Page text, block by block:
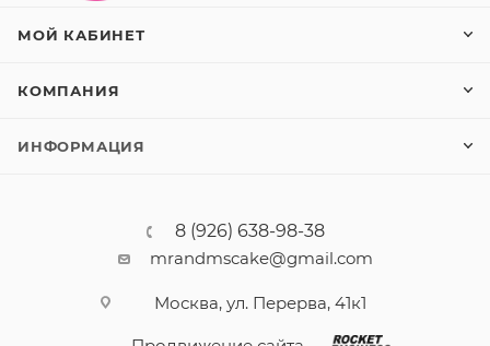
МОЙ КАБИНЕТ
КОМПАНИЯ
ИНФОРМАЦИЯ
8 (926) 638-98-38
mrandmscake@gmail.com
Москва, ул. Перерва, 41к1